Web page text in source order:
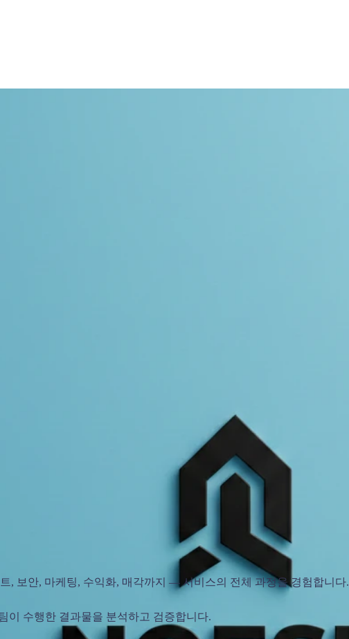
, 보안, 마케팅, 수익화, 매각까지 — 서비스의 전체 과정을 경험합니다.
이 수행한 결과물을 분석하고 검증합니다.